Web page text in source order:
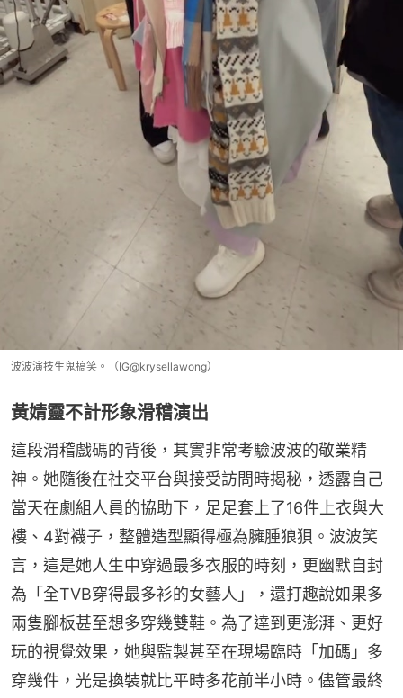
波波演技生鬼搞笑。（IG@krysellawong）
黃婧靈不計形象滑稽演出
這段滑稽戲碼的背後，其實非常考驗波波的敬業精
神。她隨後在社交平台與接受訪問時揭秘，透露自己
當天在劇組人員的協助下，足足套上了16件上衣與大
褸、4對襪子，整體造型顯得極為臃腫狼狽。波波笑
言，這是她人生中穿過最多衣服的時刻，更幽默自封
為「全TVB穿得最多衫的女藝人」，還打趣說如果多
兩隻腳板甚至想多穿幾雙鞋。為了達到更澎湃、更好
玩的視覺效果，她與監製甚至在現場臨時「加碼」多
穿幾件，光是換裝就比平時多花前半小時。儘管最終